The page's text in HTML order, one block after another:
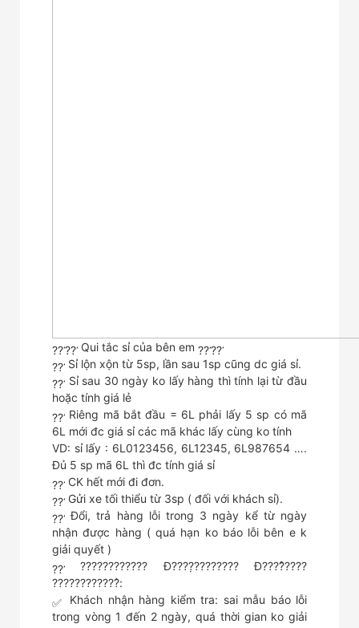
Qui tắc sỉ của bên em
Sỉ lộn xộn từ 5sp, lần sau 1sp cũng dc giá sỉ.
Sỉ sau 30 ngày ko lấy hàng thì tính lại từ đầu
hoặc tính giá lẻ
Riêng mã bắt đầu = 6L phải lấy 5 sp có mã
6L mới đc giá sỉ các mã khác lấy cùng ko tính
VD: sỉ lấy : 6L0123456, 6L12345, 6L987654 ….
Đủ 5 sp mã 6L thì đc tính giá sỉ
CK hết mới đi đơn.
Gửi xe tối thiểu từ 3sp ( đối với khách sỉ).
Đổi, trả hàng lỗi trong 3 ngày kể từ ngày
nhận được hàng ( quá hạn ko báo lỗi bên e k
giải quyết )
???????????? Đ????̣???????? Đ????̂̉????
????????????̉:
Khách nhận hàng kiểm tra: sai mẫu báo lỗi
trong vòng 1 đến 2 ngày, quá thời gian ko giải